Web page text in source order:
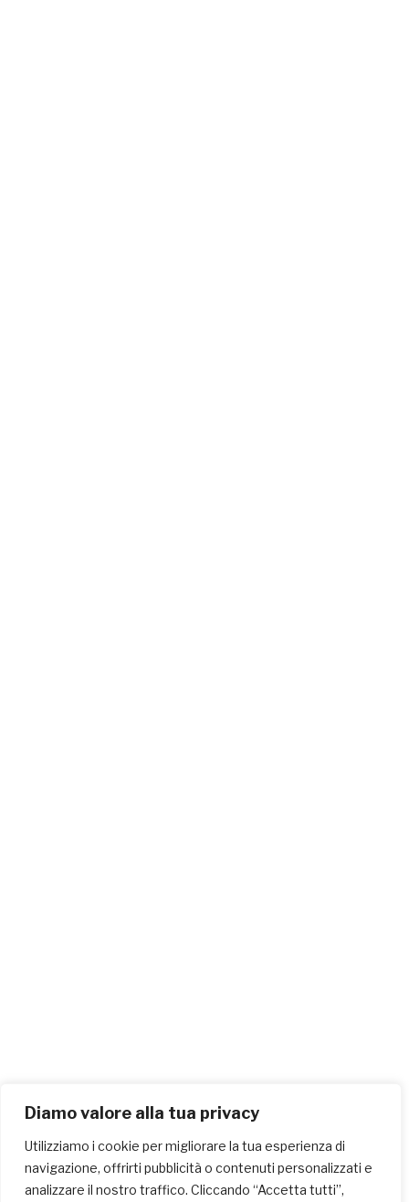
Diamo valore alla tua privacy
Utilizziamo i cookie per migliorare la tua esperienza di
navigazione, offrirti pubblicità o contenuti personalizzati e
analizzare il nostro traffico. Cliccando “Accetta tutti”,